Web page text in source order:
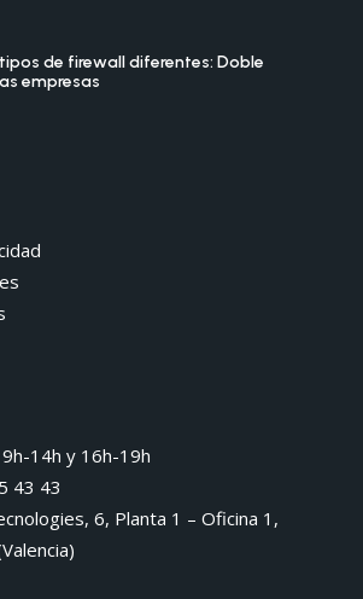
de firewall diferentes: Doble
empresas
14h y 16h-19h
43 43
6, Planta 1 – Oficina 1,